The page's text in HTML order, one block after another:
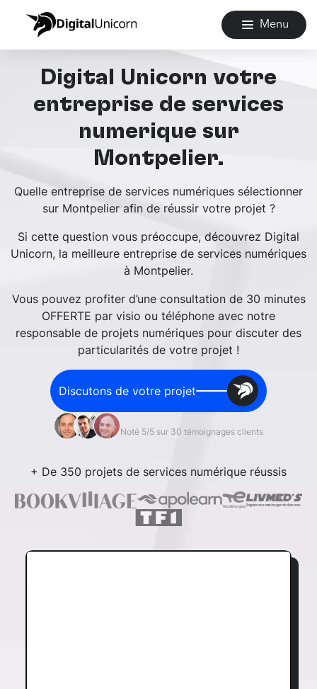
Menu
Digital Unicorn votre
entreprise de services
numérique sur
Montpelier.
Quelle entreprise de services numériques sélectionner
sur Montpelier afin de réussir votre projet ?
Si cette question vous préoccupe, découvrez Digital
Unicorn, la meilleure entreprise de services numériques
à Montpelier.
Vous pouvez profiter d’une consultation de 30 minutes
OFFERTE par visio ou téléphone avec notre
responsable de projets numériques pour discuter des
particularités de votre projet !
Discutons de votre projet
Noté 5/5 sur 30 témoignages clients
+ De 350 projets de services numérique réussis